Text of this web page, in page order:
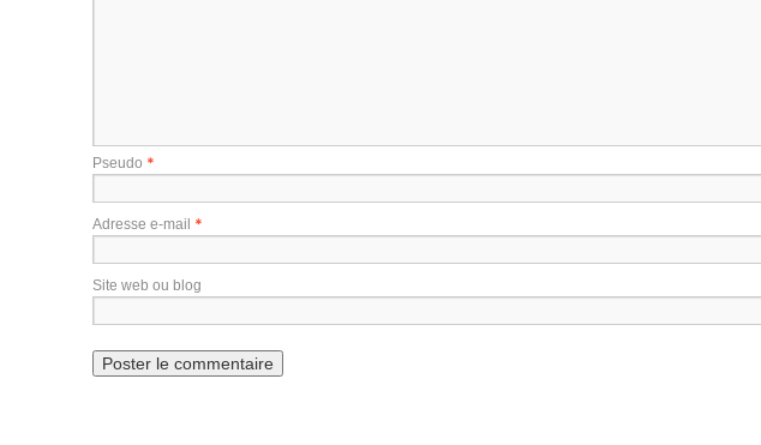
Pseudo *
Adresse e-mail *
Site web ou blog